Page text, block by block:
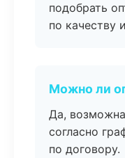
подобрать
по качеству
Можно ли
Да,
согласно
по договору.